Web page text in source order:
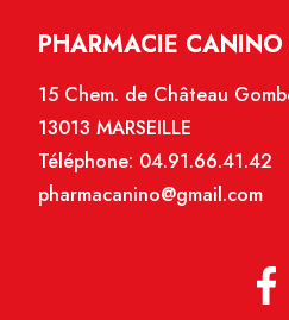
PHARMACIE
15 Chem. de Château
13013 MARSEILLE
Téléphone: 04.91.66.41.42
pharmacanino@gmail.com